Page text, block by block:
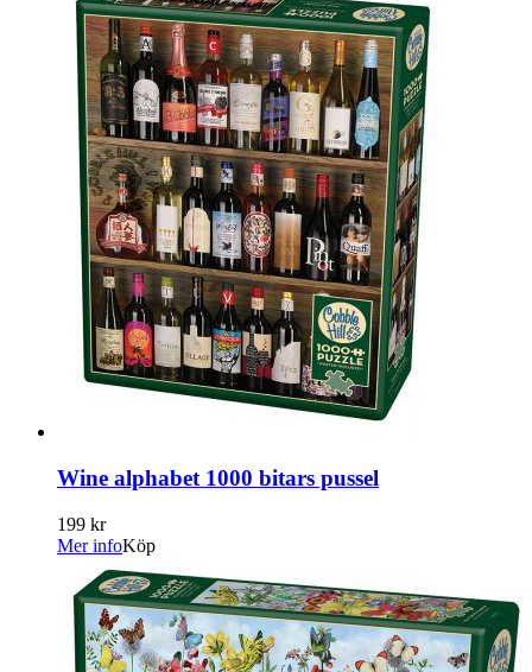
Wine alphabet 1000 bitars pussel
199 kr
Mer infoKöp